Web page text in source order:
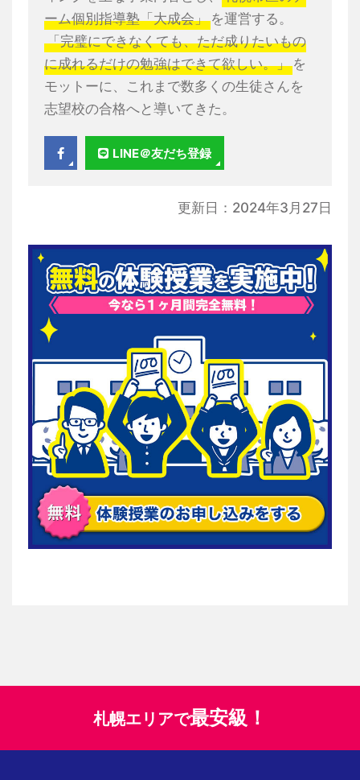
ーム個別指導塾「大成会」 を運営する。
「完璧にできなくても、ただ成りたいもの
に成れるだけの勉強はできて欲しい。」 を
モットーに、これまで数多くの生徒さんを
志望校の合格へと導いてきた。
LINE＠友だち登録
更新日：2024年3月27日
札幌エリアで最安級！